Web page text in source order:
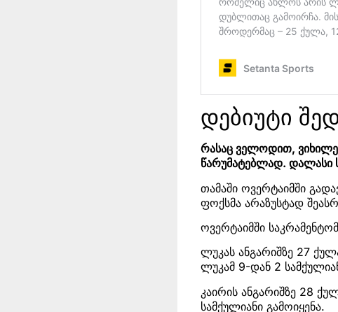
დებიუტი
რასაც ველოდით,
წარუმატებლად. დალასი
თამაში ოვერტაიმში
ფოქსმა არაზუსტად
ოვერტაიმში
ლუკას ანგარიშზე 27
ლუკამ 9-დან 2
კაირის ანგარიშზე 28
სამქულიანი გამოიყენა.